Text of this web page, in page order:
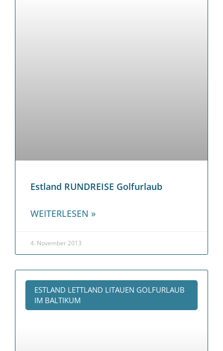
Estland RUNDREISE Golfurlaub
WEITERLESEN »
4. November 2013
ESTLAND LETTLAND LITAUEN GOLFURLAUB
IM BALTIKUM